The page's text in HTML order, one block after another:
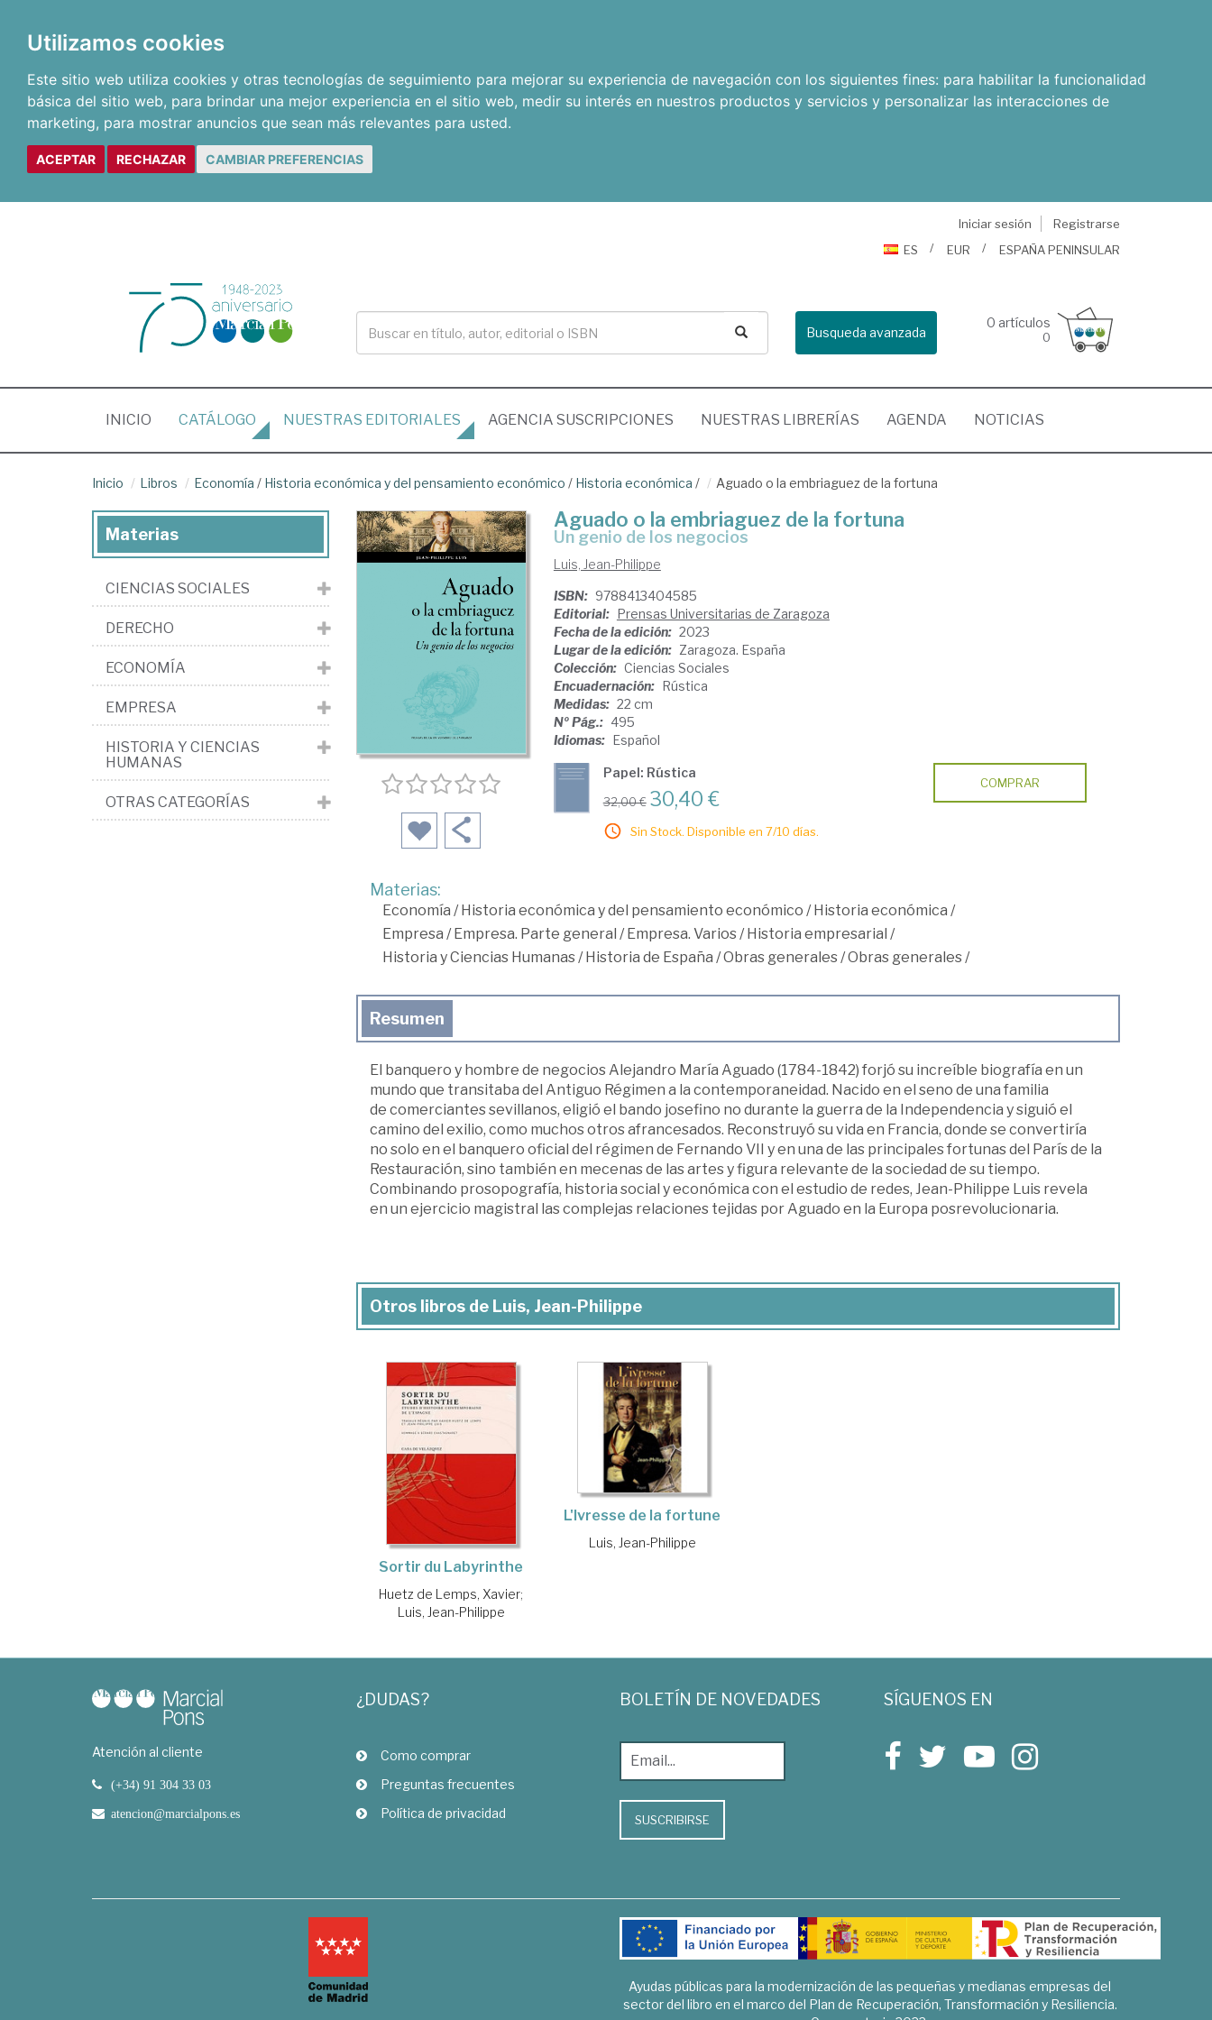
Utilizamos cookies
Este sitio web utiliza cookies y otras tecnologías de seguimiento para mejorar su experiencia de navegación con los siguientes fines: para habilitar la funcionalidad
básica del sitio web, para brindar una mejor experiencia en el sitio web, medir su interés en nuestros productos y servicios y personalizar las interacciones de
marketing, para mostrar anuncios que sean más relevantes para usted.
ACEPTAR RECHAZAR CAMBIAR PREFERENCIAS
Iniciar sesión
Registrarse
ES
EUR ESPAÑA PENINSULAR
Busqueda avanzada
0 artículos
0
INICIO (CURRENT)
CATÁLOGO NUESTRAS EDITORIALES AGENCIA SUSCRIPCIONES NUESTRAS LIBRERÍAS AGENDA NOTICIAS
Inicio Libros Economía / Historia económica y del pensamiento económico / Historia económica / Aguado o la embriaguez de la fortuna
Aguado o la embriaguez de la fortuna
un genio de los negocios
Luis, Jean-Philippe
ISBN: 9788413404585
Editorial: Prensas Universitarias de Zaragoza
Fecha de la edición: 2023
Lugar de la edición: Zaragoza. España
Colección: Ciencias Sociales
Encuadernación: Rústica
Medidas: 22 cm
Nº Pág.: 495
Idiomas: Español
Papel: Rústica
32,00 € 30,40 €
Sin Stock. Disponible en 7/10 días.
COMPRAR
Materias:
Economía /Historia económica y del pensamiento económico /Historia económica /
Empresa /Empresa. Parte general /Empresa. Varios/Historia empresarial /
Historia y Ciencias Humanas/Historia de España /Obras generales/Obras generales/
Resumen
El banquero y hombre de negocios Alejandro María Aguado (1784-1842) forjó su increíble biografía en un
mundo que transitaba del Antiguo Régimen a la contemporaneidad. Nacido en el seno de una familia
de comerciantes sevillanos, eligió el bando josefino no durante la guerra de la Independencia y siguió el
camino del exilio, como muchos otros afrancesados. Reconstruyó su vida en Francia, donde se convertiría
no solo en el banquero oficial del régimen de Fernando VII y en una de las principales fortunas del París de la
Restauración, sino también en mecenas de las artes y figura relevante de la sociedad de su tiempo.
Combinando prosopografía, historia social y económica con el estudio de redes, Jean-Philippe Luis revela
en un ejercicio magistral las complejas relaciones tejidas por Aguado en la Europa posrevolucionaria.
Otros libros de Luis, Jean-Philippe
Sortir du Labyrinthe
Huetz de Lemps, Xavier;
Luis, Jean-Philippe
L'Ivresse de la fortune
Luis, Jean-Philippe
Materias
CIENCIAS SOCIALES
DERECHO
ECONOMÍA
EMPRESA
HISTORIA Y CIENCIAS
HUMANAS
OTRAS CATEGORÍAS
Atención al cliente
(+34) 91 304 33 03
atencion@marcialpons.es
¿DUDAS?
Como comprar
Preguntas frecuentes
Política de privacidad
BOLETÍN DE NOVEDADES
SUSCRIBIRSE
SÍGUENOS EN
Ayudas públicas para la modernización de las pequeñas y medianas empresas del
sector del libro en el marco del Plan de Recuperación, Transformación y Resiliencia.